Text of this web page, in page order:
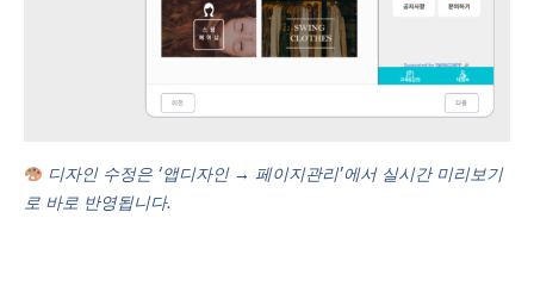
디자인 수정은 ‘앱디자인 → 페이지관리’에서 실시간 미리보기
로 바로 반영됩니다.